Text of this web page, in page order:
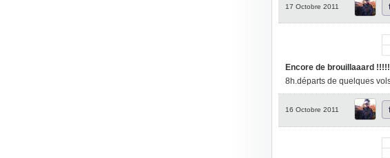
17 Octobre 2011
Encore de brouillaaard
8h.départs de quelques
16 Octobre 2011